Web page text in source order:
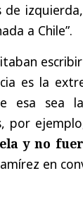
de
a Chile”.
es la
esa sea
por
y no
en